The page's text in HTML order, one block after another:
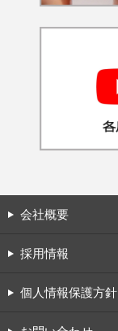
会社概要
採用情報
個人情報保護方針